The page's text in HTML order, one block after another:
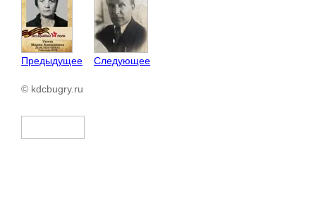
Предыдущее Следующее
© kdcbugry.ru